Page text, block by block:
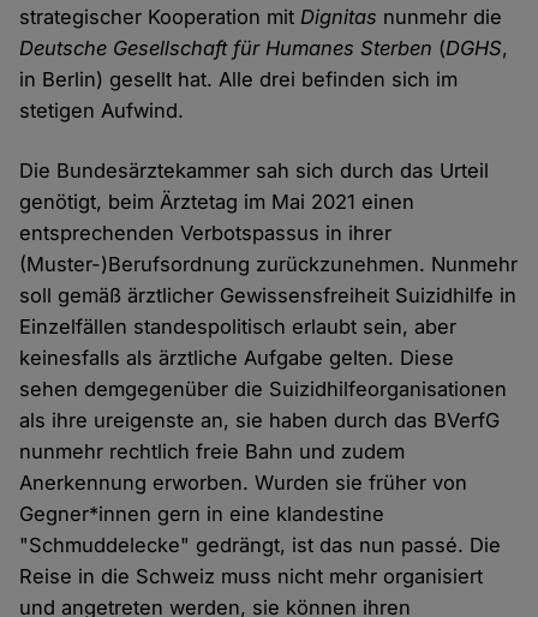
strategischer Kooperation mitDignitas nunmehr die
Deutsche Gesellschaft für Humanes Sterben (DGHS,
in Berlin) gesellt hat. Alle drei befinden sich im
stetigen Aufwind.
Die Bundesärztekammer sah sich durch das Urteil
genötigt, beim Ärztetag im Mai 2021 einen
entsprechenden Verbotspassus in ihrer
(Muster-)Berufsordnung zurückzunehmen. Nunmehr
soll gemäß ärztlicher Gewissensfreiheit Suizidhilfe in
Einzelfällen standespolitisch erlaubt sein, aber
keinesfalls als ärztliche Aufgabe gelten. Diese
sehen demgegenüber die Suizidhilfeorganisationen
als ihre ureigenste an, sie haben durch das BVerfG
nunmehr rechtlich freie Bahn und zudem
Anerkennung erworben. Wurden sie früher von
Gegner*innen gern in eine klandestine
"Schmuddelecke" gedrängt, ist das nun passé. Die
Reise in die Schweiz muss nicht mehr organisiert
und angetreten werden, sie können ihren